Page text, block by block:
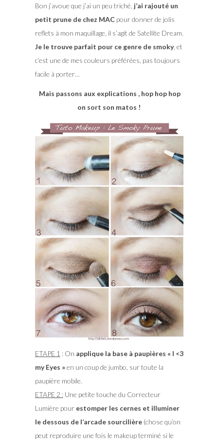
Bon j’avoue que j’ai un peu triché, j’ai rajouté un
petit prune de chez MACpour donner de jolis
reflets à mon maquillage, il s’agit de Satellite Dream.
Je le trouve parfait pour ce genre de smoky, et
c’est une de mes couleurs préférées, pas toujours
facile à porter…
Mais passons aux explications , hop hop hop
on sort son matos !
ETAPE 1 : On applique la base à paupières « I <3
my Eyes »en un coup de jumbo, sur toute la
paupière mobile.
ETAPE 2 :Une petite touche du Correcteur
Lumière pour estomper les cernes et illuminer
le dessous de l’arcade sourcilière(chose qu’on
peut reproduire une fois le makeup terminé si le